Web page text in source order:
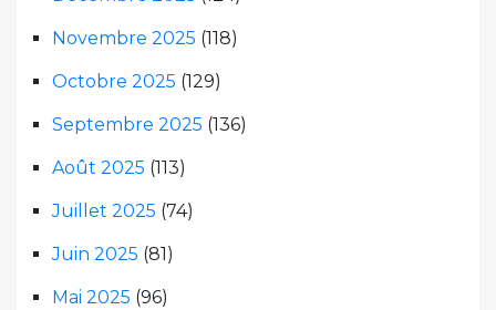
Novembre 2025 (118)
Octobre 2025 (129)
Septembre 2025 (136)
Août 2025 (113)
Juillet 2025 (74)
Juin 2025 (81)
Mai 2025 (96)